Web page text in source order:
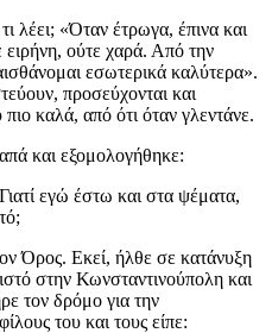
λέει; «Όταν έτρωγα, έπινα και
ειρήνη, ούτε χαρά. Από την
εσωτερικά καλύτερα».
προσεύχονται και
καλά, από ότι όταν γλεντάνε.
και εξομολογήθηκε:
εγώ έστω και στα ψέματα,
Όρος. Εκεί, ήλθε σε κατάνυξη
στην Κωνσταντινούπολη και
τον δρόμο για την
του και τους είπε: